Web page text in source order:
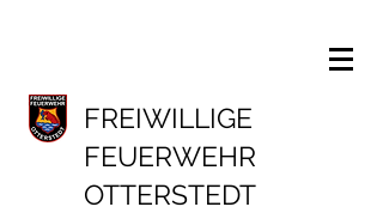
FREIWILLIGE
FEUERWEHR
OTTERSTEDT